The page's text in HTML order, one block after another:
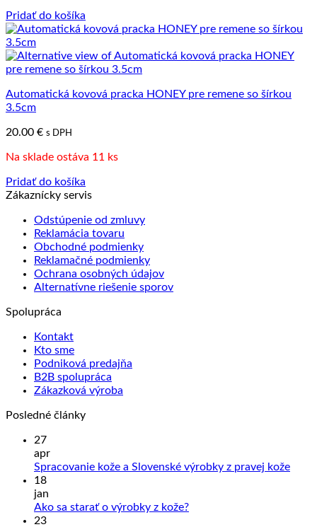
Pridať do košíka
Automatická kovová pracka HONEY pre remene so šírkou
3.5cm
20.00 € s DPH
Na sklade ostáva 11 ks
Pridať do košíka
Zákaznícky servis
Odstúpenie od zmluvy
Reklamácia tovaru
Obchodné podmienky
Reklamačné podmienky
Ochrana osobných údajov
Alternatívne riešenie sporov
Spolupráca
Kontakt
Kto sme
Podniková predajňa
B2B spolupráca
Zákazková výroba
Posledné články
27
apr
Spracovanie kože a Slovenské výrobky z pravej kože
18
jan
Ako sa starať o výrobky z kože?Žiadne
23